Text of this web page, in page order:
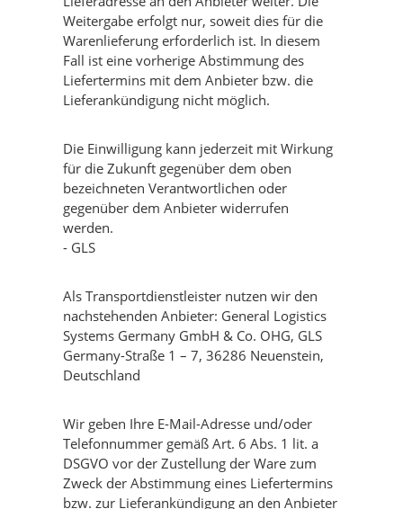
Weitergabe erfolgt nur, soweit dies für die
Warenlieferung erforderlich ist. In diesem
Fall ist eine vorherige Abstimmung des
Liefertermins mit dem Anbieter bzw. die
Lieferankündigung nicht möglich.
Die Einwilligung kann jederzeit mit Wirkung
für die Zukunft gegenüber dem oben
bezeichneten Verantwortlichen oder
gegenüber dem Anbieter widerrufen
werden.
- GLS
Als Transportdienstleister nutzen wir den
nachstehenden Anbieter: General Logistics
Systems Germany GmbH & Co. OHG, GLS
Germany-Straße 1 – 7, 36286 Neuenstein,
Deutschland
Wir geben Ihre E-Mail-Adresse und/oder
Telefonnummer gemäß Art. 6 Abs. 1 lit. a
DSGVO vor der Zustellung der Ware zum
Zweck der Abstimmung eines Liefertermins
bzw. zur Lieferankündigung an den Anbieter